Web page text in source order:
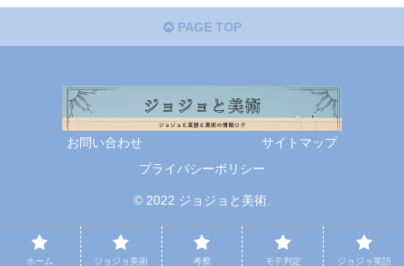
PAGE TOP
お問い合わせ
サイトマップ
プライバシーポリシー
© 2022 ジョジョと美術.
ホーム ジョジョ美術 考察 モテ判定 ジョジョ英語